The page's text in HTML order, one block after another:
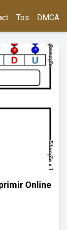
Tos DMCA
Online